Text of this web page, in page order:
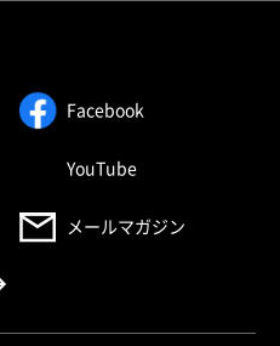
ドウで開く）Facebook（別ウィンドウ
で開く）YouTube（別ウィンドウで
） メールマガジン
ィンドウで開く）